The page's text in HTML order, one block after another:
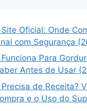
Oficial: Onde
com Segurança
Para
Antes de Usar
de Receita?
e o Uso do